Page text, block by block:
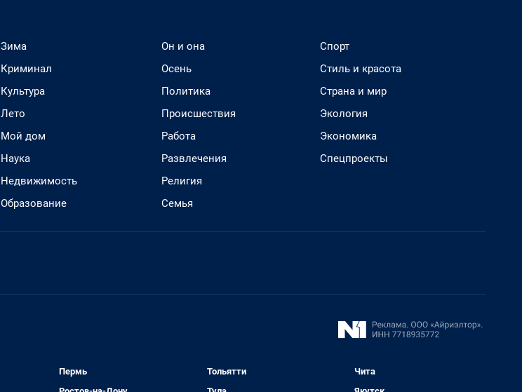
Зима
Криминал
Культура
Лето
Мой дом
Наука
Недвижимость
Образование
Он и она
Осень
Политика
Происшествия
Работа
Развлечения
Религия
Семья
Спорт
Стиль и красота
Страна и мир
Экология
Экономика
Спецпроекты
Пермь
Тольятти
Чита